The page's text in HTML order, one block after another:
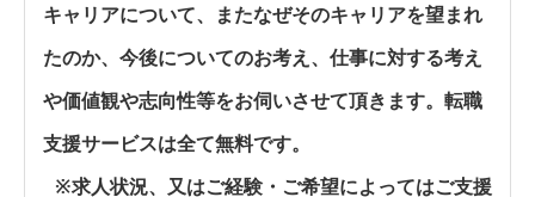
キャリアについて、またなぜそのキャリアを望まれ
たのか、今後についてのお考え、仕事に対する考え
や価値観や志向性等をお伺いさせて頂きます。転職
支援サービスは全て無料です。
※求人状況、又はご経験・ご希望によってはご支援